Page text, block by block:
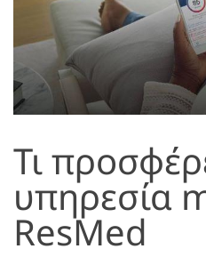
Τι
υπηρεσία
ResMed